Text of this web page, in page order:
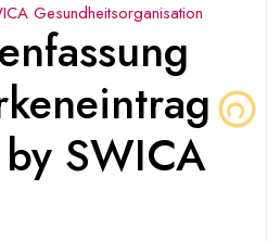
Gesundheitsorganisation
SWICA